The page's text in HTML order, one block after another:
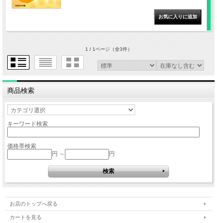
1 / 1ページ（全3件）
商品検索
キーワード検索
価格帯検索
円 ～
円
お店のトップへ戻る
カートを見る